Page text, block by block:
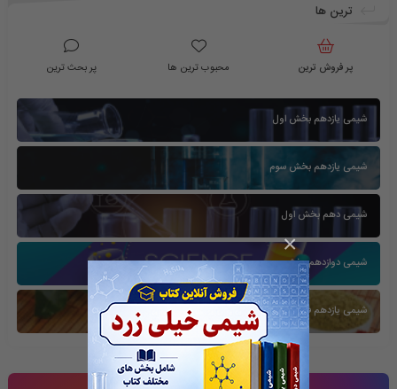
×
ترین ها
پر فروش ترین محبوب ترین ها پر بحث ترین
شیمی یازدهم بخش اول
شیمی یازدهم بخش سوم
شیمی دهم بخش اول
شیمی دوازدهم بخش سوم
شیمی یازدهم فصل دوم